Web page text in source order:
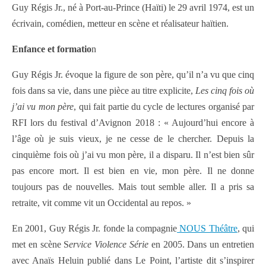
Guy Régis Jr., né à Port-au-Prince (Haïti) le 29 avril 1974, est un
écrivain, comédien, metteur en scène et réalisateur haïtien.
Enfance et formation
Guy Régis Jr. évoque la figure de son père, qu’il n’a vu que cinq
fois dans sa vie, dans une pièce au titre explicite, Les cinq fois où
j’ai vu mon père, qui fait partie du cycle de lectures organisé par
RFI lors du festival d’Avignon 2018 : « Aujourd’hui encore à
l’âge où je suis vieux, je ne cesse de le chercher. Depuis la
cinquième fois où j’ai vu mon père, il a disparu. Il n’est bien sûr
pas encore mort. Il est bien en vie, mon père. Il ne donne
toujours pas de nouvelles. Mais tout semble aller. Il a pris sa
retraite, vit comme vit un Occidental au repos. »
En 2001, Guy Régis Jr. fonde la compagnie NOUS Théâtre, qui
met en scène Service Violence Série en 2005. Dans un entretien
avec Anaïs Heluin publié dans Le Point, l’artiste dit s’inspirer